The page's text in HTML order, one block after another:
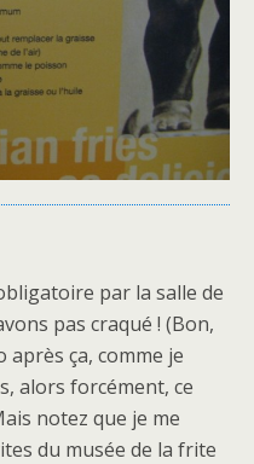
par la salle de
pas craqué ! (Bon,
ça, comme je
alors forcément, ce
notez que je me
du musée de la frite